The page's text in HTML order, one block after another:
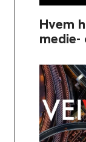
Hvem
medie-